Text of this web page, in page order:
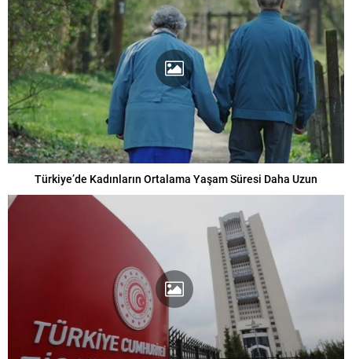
Türkiye’de Kadınların Ortalama Yaşam Süresi Daha Uzun